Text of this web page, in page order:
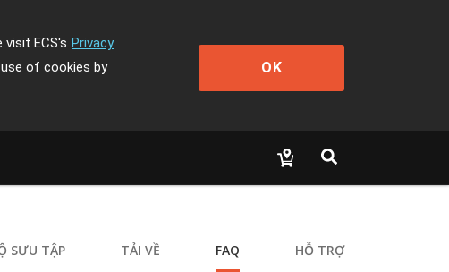
ECS's Privacy
of cookies by
OK
SƯU TẬP TẢI VỀ FAQ HỖ TRỢ